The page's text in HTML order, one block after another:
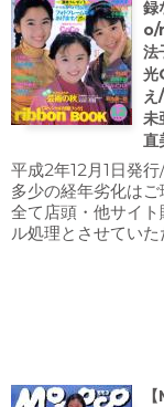
録
o/
法
光
未
直
平成2年12月1日発
多少の経年劣化は
全て店頭・他サイ
ル処理とさせていた